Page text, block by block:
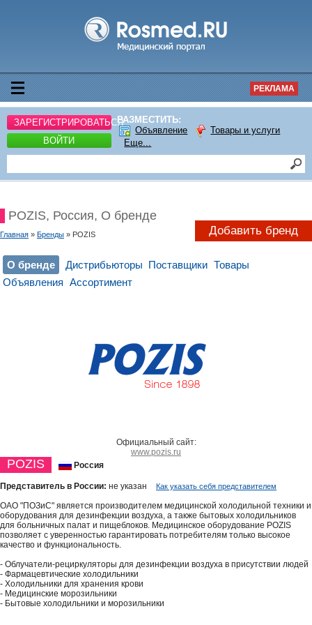
РЕКЛАМА
ЗАРЕГИСТРИРОВАТЬСЯ
ВОЙТИ
РАЗМЕСТИТЬ:
Объявление
Товары и услуги
Еще...
POZIS, Россия, О бренде
Главная » Бренды » POZIS Добавить бренд
О бренде Дистрибьюторы Поставщики Товары
Объявления Ассортимент
Официальный сайт:
www.pozis.ru
POZIS Россия
Представитель в России: не указан Как указать себя представителем
ОАО "ПОЗиС" является производителем медицинской холодильной техники и
оборудования для дезинфекции воздуха, а также бытовых холодильников
для больничных палат и пищеблоков. Медицинское оборудование POZIS
позволяет с уверенностью гарантировать потребителям только высокое
качество и функциональность.
- Облучатели-рециркуляторы для дезинфекции воздуха в присутствии людей
- Фармацевтические холодильники
- Холодильники для хранения крови
- Медицинские морозильники
- Бытовые холодильники и морозильники